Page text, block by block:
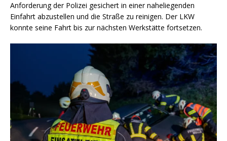
Anforderung der Polizei gesichert in einer naheliegenden
Einfahrt abzustellen und die Straße zu reinigen. Der LKW
konnte seine Fahrt bis zur nächsten Werkstätte fortsetzen.